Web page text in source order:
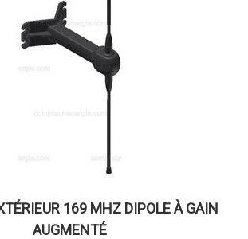
169 MHZ DIPOLE À GAIN
AUGMENTÉ